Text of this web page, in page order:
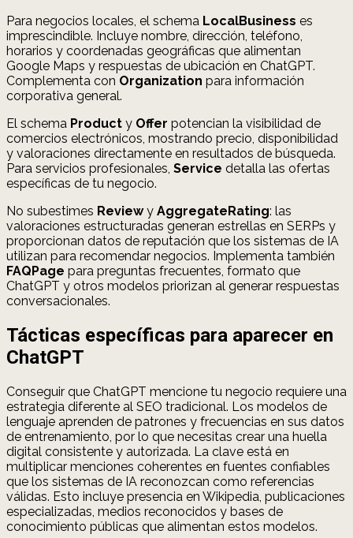
Para negocios locales, el schema LocalBusiness es
imprescindible. Incluye nombre, dirección, teléfono,
horarios y coordenadas geográficas que alimentan
Google Maps y respuestas de ubicación en ChatGPT.
Complementa con Organization para información
corporativa general.
El schema Product y Offer potencian la visibilidad de
comercios electrónicos, mostrando precio, disponibilidad
y valoraciones directamente en resultados de búsqueda.
Para servicios profesionales, Service detalla las ofertas
específicas de tu negocio.
No subestimes Reviewy AggregateRating: las
valoraciones estructuradas generan estrellas en SERPs y
proporcionan datos de reputación que los sistemas de IA
utilizan para recomendar negocios. Implementa también
FAQPage para preguntas frecuentes, formato que
ChatGPT y otros modelos priorizan al generar respuestas
conversacionales.
Tácticas específicas para aparecer en
ChatGPT
Conseguir que ChatGPT mencione tu negocio requiere una
estrategia diferente al SEO tradicional. Los modelos de
lenguaje aprenden de patrones y frecuencias en sus datos
de entrenamiento, por lo que necesitas crear una huella
digital consistente y autorizada. La clave está en
multiplicar menciones coherentes en fuentes confiables
que los sistemas de IA reconozcan como referencias
válidas. Esto incluye presencia en Wikipedia, publicaciones
especializadas, medios reconocidos y bases de
conocimiento públicas que alimentan estos modelos.